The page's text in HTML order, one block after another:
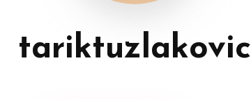
tariktuzlakovic